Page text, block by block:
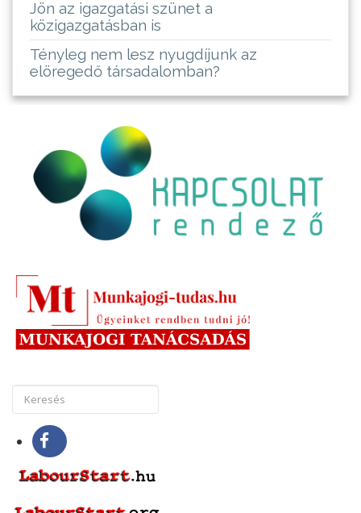
Jön az igazgatási szünet a
közigazgatásban is
Tényleg nem lesz nyugdíjunk az
elöregedő társadalomban?